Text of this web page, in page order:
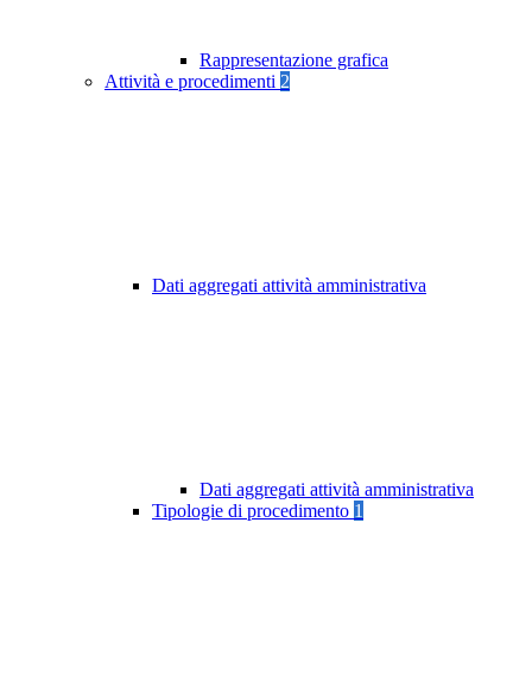
Rappresentazione grafica
Attività e procedimenti 2
Dati aggregati attività amministrativa
Dati aggregati attività amministrativa
Tipologie di procedimento 1